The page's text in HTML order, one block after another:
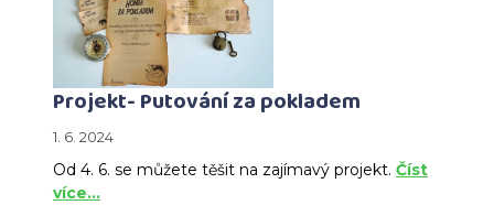
Projekt- Putování za pokladem
1. 6. 2024
Od 4. 6. se můžete těšit na zajímavý projekt. Číst
více…